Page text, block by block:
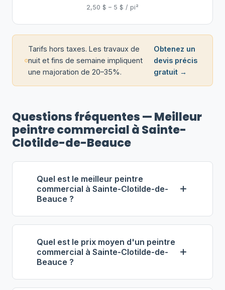
2,50 $ – 5 $ / pi²
Tarifs hors taxes. Les travaux de
nuit et fins de semaine impliquent
une majoration de 20–35%.
Obtenez un
devis précis
gratuit →
Questions fréquentes — Meilleur
peintre commercial à Sainte-
Clotilde-de-Beauce
Quel est le meilleur peintre
commercial à Sainte-Clotilde-de-
Beauce ?
Selon notre classement,Peintures
Commerciales Talbot
(propriétaire :
Jonathan Talbot) se distingue comme
le meilleur entrepreneur commercial à
Sainte-Clotilde-de-Beauce. Note : 5.0/5
Quel est le prix moyen d'un peintre
commercial à Sainte-Clotilde-de-
Beauce ?
À Sainte-Clotilde-de-Beauce, les